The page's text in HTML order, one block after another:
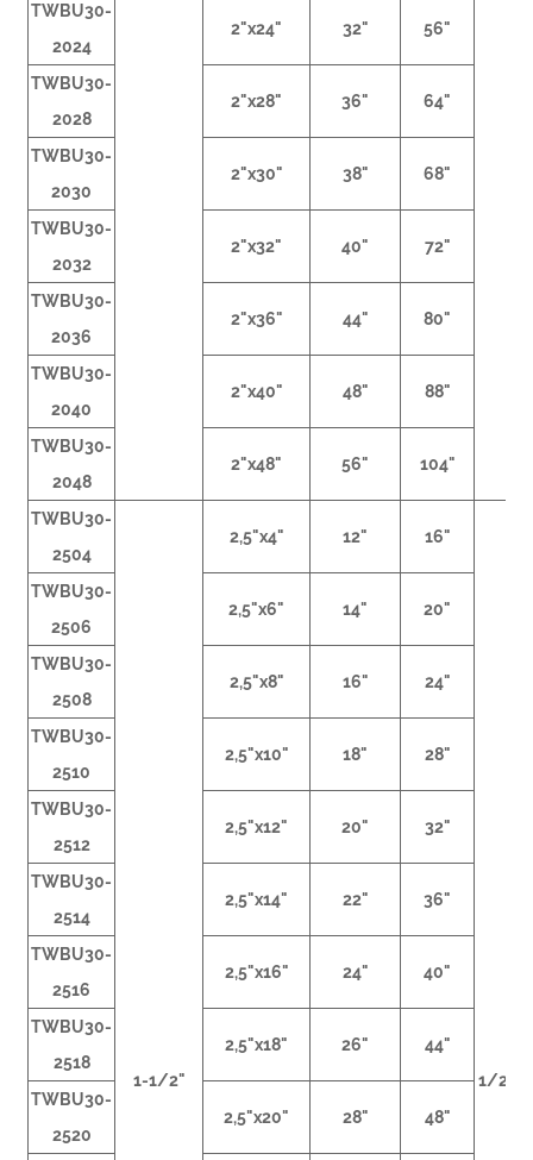
TWBU30-
2024
2"x24" 32" 56"
TWBU30-
2028
2"x28" 36" 64"
TWBU30-
2030
2"x30" 38" 68"
TWBU30-
2032
2"x32" 40" 72"
TWBU30-
2036
2"x36" 44" 80"
TWBU30-
2040
2"x40" 48" 88"
TWBU30-
2048
2"x48" 56" 104"
TWBU30-
2504
1-1/2"
2,5"x4" 12" 16"
1/
TWBU30-
2506
2,5"x6" 14" 20"
TWBU30-
2508
2,5"x8" 16" 24"
TWBU30-
2510
2,5"x10" 18" 28"
TWBU30-
2512
2,5"x12" 20" 32"
TWBU30-
2514
2,5"x14" 22" 36"
TWBU30-
2516
2,5"x16" 24" 40"
TWBU30-
2518
2,5"x18" 26" 44"
TWBU30-
2520
2,5"x20" 28" 48"